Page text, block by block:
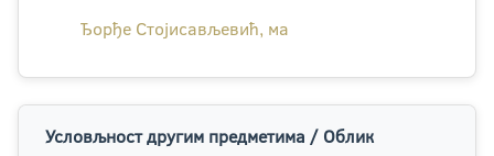
Ђорђе Стојисављевић, ма
Условљност другим предметима / Облик